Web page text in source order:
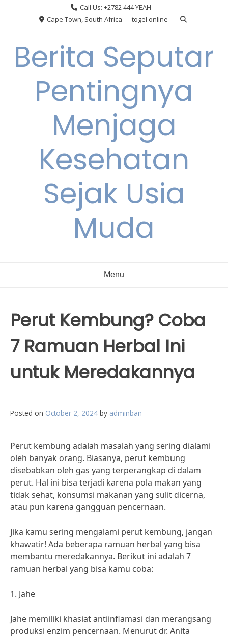
Call Us: +2782 444 YEAH
Cape Town, South Africa
togel online
Berita Seputar
Pentingnya
Menjaga
Kesehatan
Sejak Usia
Muda
Menu
Perut Kembung? Coba
7 Ramuan Herbal Ini
untuk Meredakannya
Posted on October 2, 2024 by adminban
Perut kembung adalah masalah yang sering dialami
oleh banyak orang. Biasanya, perut kembung
disebabkan oleh gas yang terperangkap di dalam
perut. Hal ini bisa terjadi karena pola makan yang
tidak sehat, konsumsi makanan yang sulit dicerna,
atau pun karena gangguan pencernaan.
Jika kamu sering mengalami perut kembung, jangan
khawatir! Ada beberapa ramuan herbal yang bisa
membantu meredakannya. Berikut ini adalah 7
ramuan herbal yang bisa kamu coba:
1. Jahe
Jahe memiliki khasiat antiinflamasi dan merangsang
produksi enzim pencernaan. Menurut dr. Anita